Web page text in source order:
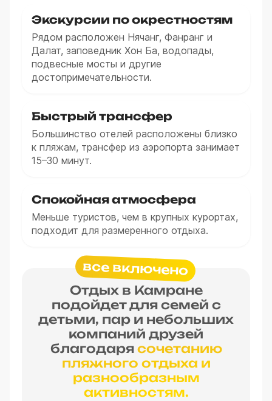
Экскурсии по окрестностям
Рядом расположен Нячанг, Фанранг и
Далат, заповедник Хон Ба, водопады,
подвесные мосты и другие
достопримечательности.
Быстрый трансфер
Большинство отелей расположены близко
к пляжам, трансфер из аэропорта занимает
15–30 минут.
Спокойная атмосфера
Меньше туристов, чем в крупных курортах,
подходит для размеренного отдыха.
все включено
Отдых в Камране
подойдет для семей с
детьми, пар и небольших
компаний друзей
благодаря сочетанию
пляжного отдыха и
разнообразным
активностям.